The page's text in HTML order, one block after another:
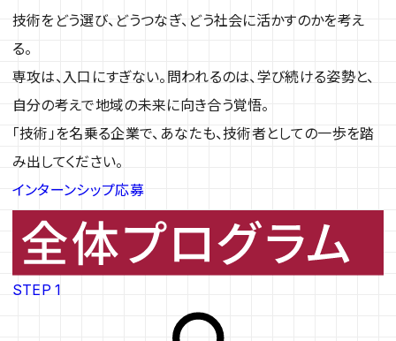
技術をどう選び、どうつなぎ、どう社会に活かすのかを考え
る。
専攻は、入口にすぎない。問われるのは、学び続ける姿勢と、
自分の考えで地域の未来に向き合う覚悟。
「技術」を名乗る企業で、あなたも、技術者としての一歩を踏
み出してください。
インターンシップ応募
STEP 1